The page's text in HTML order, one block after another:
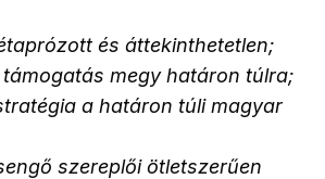
és áttekinthetetlen;
megy határon túlra;
a határon túli magyar
szereplői ötletszerűen